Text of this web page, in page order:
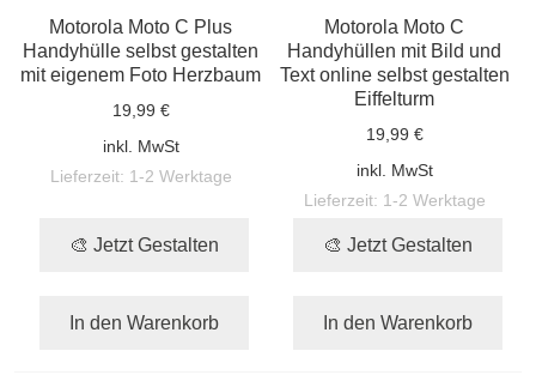
Motorola Moto C Plus
Handyhülle selbst gestalten
mit eigenem Foto Herzbaum
19,99 €
inkl. MwSt
Lieferzeit: 1-2 Werktage
🎨 Jetzt Gestalten
In den Warenkorb
Motorola Moto C
Handyhüllen mit Bild und
Text online selbst gestalten
Eiffelturm
19,99 €
inkl. MwSt
Lieferzeit: 1-2 Werktage
🎨 Jetzt Gestalten
In den Warenkorb